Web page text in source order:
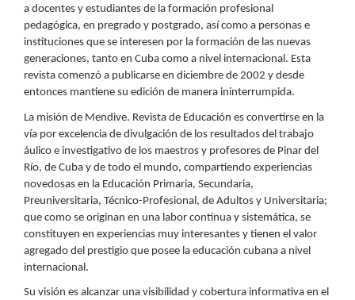
a docentes y estudiantes de la formación profesional
pedagógica, en pregrado y postgrado, así como a personas e
instituciones que se interesen por la formación de las nuevas
generaciones, tanto en Cuba como a nivel internacional. Esta
revista comenzó a publicarse en diciembre de 2002 y desde
entonces mantiene su edición de manera ininterrumpida.
La misión de Mendive. Revista de Educación es convertirse en la
vía por excelencia de divulgación de los resultados del trabajo
áulico e investigativo de los maestros y profesores de Pinar del
Río, de Cuba y de todo el mundo, compartiendo experiencias
novedosas en la Educación Primaria, Secundaria,
Preuniversitaria, Técnico-Profesional, de Adultos y Universitaria;
que como se originan en una labor continua y sistemática, se
constituyen en experiencias muy interesantes y tienen el valor
agregado del prestigio que posee la educación cubana a nivel
internacional.
Su visión es alcanzar una visibilidad y cobertura informativa en el